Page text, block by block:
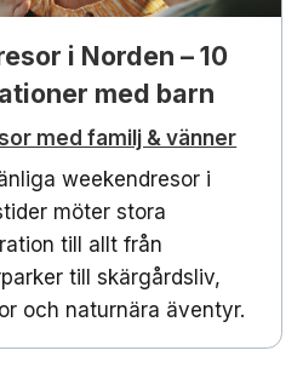
i Norden – 10
med barn
med familj & vänner
weekendresor i
möter stora
till allt från
till skärgårdsliv,
och naturnära äventyr.